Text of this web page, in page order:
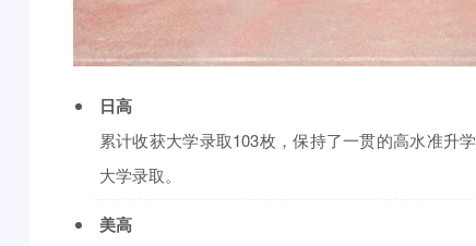
日高
累计收获大学录取103枚，保持了一贯的高水准升
大学录取。
美高